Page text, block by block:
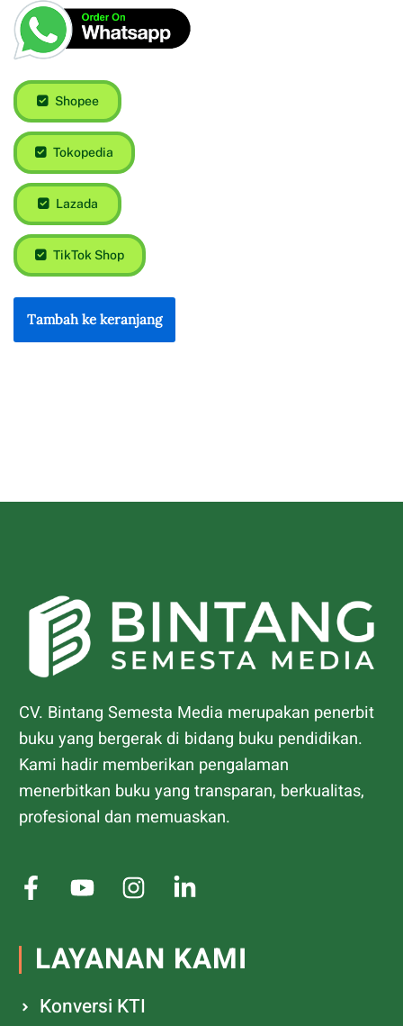
Shopee
Tokopedia
Lazada
TikTok Shop
Tambah ke keranjang
CV. Bintang Semesta Media merupakan penerbit
buku yang bergerak di bidang buku pendidikan.
Kami hadir memberikan pengalaman
menerbitkan buku yang transparan, berkualitas,
profesional dan memuaskan.
LAYANAN KAMI
Konversi KTI